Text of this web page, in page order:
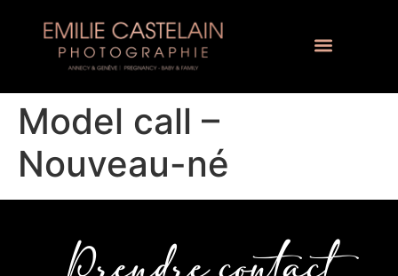
Model call –
Nouveau-né